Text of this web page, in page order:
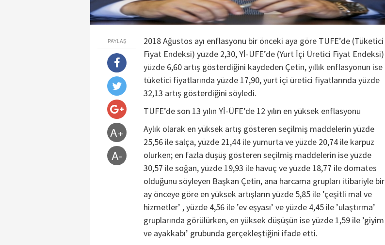
PAYLAŞ
A+
A-
2018 Ağustos ayı enflasyonu bir önceki aya göre TÜFE’de (Tüketici
Fiyat Endeksi) yüzde 2,30, Yİ-ÜFE’de (Yurt İçi Üretici Fiyat Endeksi)
yüzde 6,60 artış gösterdiğini kaydeden Çetin, yıllık enflasyonun ise
tüketici fiyatlarında yüzde 17,90, yurt içi üretici fiyatlarında yüzde
32,13 artış gösterdiğini söyledi.
TÜFE’de son 13 yılın Yİ-ÜFE’de 12 yılın en yüksek enflasyonu
Aylık olarak en yüksek artış gösteren seçilmiş maddelerin yüzde
25,56 ile salça, yüzde 21,44 ile yumurta ve yüzde 20,74 ile karpuz
olurken; en fazla düşüş gösteren seçilmiş maddelerin ise yüzde
30,57 ile soğan, yüzde 19,93 ile havuç ve yüzde 18,77 ile domates
olduğunu söyleyen Başkan Çetin, ana harcama grupları itibariyle bir
ay önceye göre en yüksek artışların yüzde 5,85 ile ’çeşitli mal ve
hizmetler’ , yüzde 4,56 ile ’ev eşyası’ ve yüzde 4,45 ile ’ulaştırma’
gruplarında görülürken, en yüksek düşüşün ise yüzde 1,59 ile ’giyim
ve ayakkabı’ grubunda gerçekleştiğini ifade etti.